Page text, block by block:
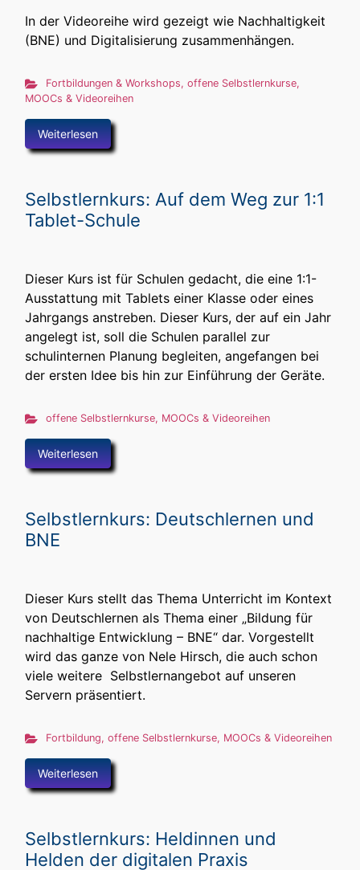
In der Videoreihe wird gezeigt wie Nachhaltigkeit
(BNE) und Digitalisierung zusammenhängen.
Fortbildungen & Workshops, offene Selbstlernkurse,
MOOCs & Videoreihen
Weiterlesen
Selbstlernkurs: Auf dem Weg zur 1:1
Tablet-Schule
Dieser Kurs ist für Schulen gedacht, die eine 1:1-
Ausstattung mit Tablets einer Klasse oder eines
Jahrgangs anstreben. Dieser Kurs, der auf ein Jahr
angelegt ist, soll die Schulen parallel zur
schulinternen Planung begleiten, angefangen bei
der ersten Idee bis hin zur Einführung der Geräte.
offene Selbstlernkurse, MOOCs & Videoreihen
Weiterlesen
Selbstlernkurs: Deutschlernen und
BNE
Dieser Kurs stellt das Thema Unterricht im Kontext
von Deutschlernen als Thema einer „Bildung für
nachhaltige Entwicklung – BNE“ dar. Vorgestellt
wird das ganze von Nele Hirsch, die auch schon
viele weitere Selbstlernangebot auf unseren
Servern präsentiert.
Fortbildung, offene Selbstlernkurse, MOOCs & Videoreihen
Weiterlesen
Selbstlernkurs: Heldinnen und
Helden der digitalen Praxis